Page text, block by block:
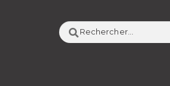
Rechercher :